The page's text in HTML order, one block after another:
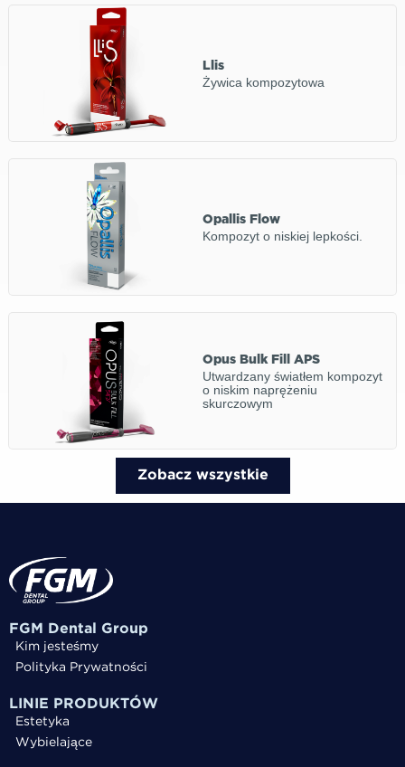
Llis
Żywica kompozytowa
Opallis Flow
Kompozyt o niskiej lepkości.
Opus Bulk Fill APS
Utwardzany światłem kompozyt
o niskim naprężeniu
skurczowym
Zobacz wszystkie
FGM Dental Group
Kim jesteśmy
Polityka Prywatności
LINIE PRODUKTÓW
Estetyka
Wybielające